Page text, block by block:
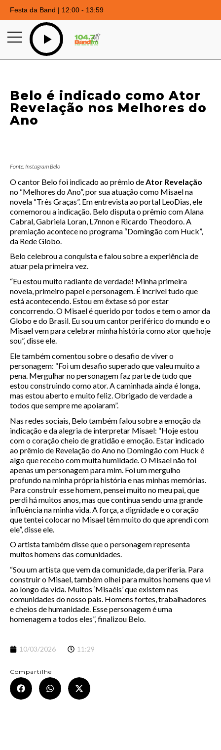
Festa da Band | 12:00 - 13:59
Belo é indicado como Ator
Revelação nos Melhores do
Ano
Fonte: Instagram Belo
O cantor Belo foi indicado ao prêmio de Ator Revelação
no “Melhores do Ano”, por sua atuação como Misael na
novela “Três Graças”. Em entrevista ao portal LeoDias, ele
comemorou a indicação. Belo disputa o prêmio com Alana
Cabral, Gabriela Loran, L7nnon e Ricardo Theodoro. A
premiação acontece no programa “Domingão com Huck”,
da Rede Globo.
Belo celebrou a conquista e falou sobre a experiência de
atuar pela primeira vez.
“Eu estou muito radiante de verdade! Minha primeira
novela, primeiro papel e personagem. É incrível tudo que
está acontecendo. Estou em êxtase só por estar
concorrendo. O Misael é querido por todos e tem o amor da
Globo e do Brasil. Eu sou um cantor periférico do mundo e o
Misael vem para celebrar minha história como ator que hoje
sou”, disse ele.
Ele também comentou sobre o desafio de viver o
personagem: “Foi um desafio superado que valeu muito a
pena. Mergulhar no personagem faz parte de tudo que
estou construindo como ator. A caminhada ainda é longa,
mas estou aberto e muito feliz. Obrigado de verdade a
todos que sempre me apoiaram”.
Nas redes sociais, Belo também falou sobre a emoção da
indicação e da alegria de interpretar Misael: “Hoje estou
com o coração cheio de gratidão e emoção. Estar indicado
ao prêmio de Revelação do Ano no Domingão com Huck é
algo que recebo com muita humildade. O Misael não foi
apenas um personagem para mim. Foi um mergulho
profundo na minha própria história e nas minhas memórias.
Para construir esse homem, pensei muito no meu pai, que
perdi há muitos anos, mas que continua sendo uma grande
influência na minha vida. A força, a dignidade e o coração
que tentei colocar no Misael têm muito do que aprendi com
ele”, disse ele.
O artista também disse que o personagem representa
muitos homens das comunidades.
“Sou um artista que vem da comunidade, da periferia. Para
construir o Misael, também olhei para muitos homens que vi
ao longo da vida. Muitos ‘Misaéis’ que existem nas
comunidades do nosso país. Homens fortes, trabalhadores
e cheios de humanidade. Esse personagem é uma
homenagem a todos eles”, finalizou Belo.
10/03/2026 11:29
Compartilhe